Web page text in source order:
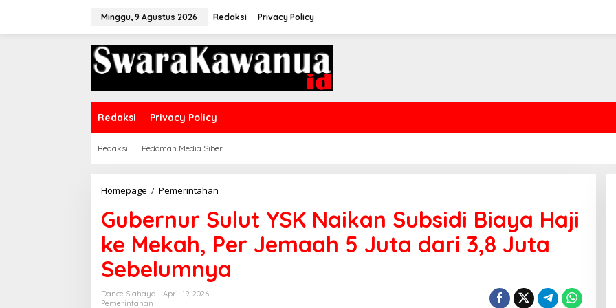
Minggu, 9 Agustus 2026 Redaksi Privacy Policy
Redaksi Privacy Policy
Redaksi Pedoman Media Siber
Homepage / Pemerintahan
YSK
Naikan
Subsidi
Biaya
Haji
ke
Gubernur Sulut YSK Naikan Subsidi Biaya Haji
ke Mekah, Per Jemaah 5 Juta dari 3,8 Juta
Sebelumnya
Dance Siahaya
April 19, 2026
Pemerintahan